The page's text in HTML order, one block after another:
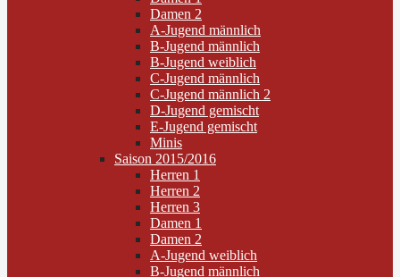
Damen 2
A-Jugend männlich
B-Jugend männlich
B-Jugend weiblich
C-Jugend männlich
C-Jugend männlich 2
D-Jugend gemischt
E-Jugend gemischt
Minis
Saison 2015/2016
Herren 1
Herren 2
Herren 3
Damen 1
Damen 2
A-Jugend weiblich
B-Jugend männlich